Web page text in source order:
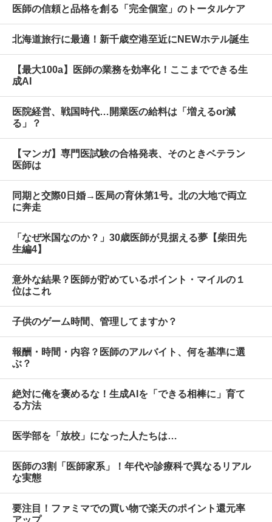
医師の信頼と品格を創る「完全個室」のトータルケア
北海道旅行に最適！新千歳空港至近にNEWホテル誕生
【最大100a】医師の業務を効率化！ここまでできる生
成AI
医院経営、戦国時代…開業医の給料は「増えるor減
る」？
【マンガ】専門医試験の合格発表、そのときベテラン
医師は
同期と交際0日婚→医局の育休第1号。北の大地で両立
に奔走
「なぜ米国なのか？」30歳医師が見据える夢【柴田先
生編4】
意外な結果？医師が貯めているポイント・マイルの１
位はこれ
子供のゲーム時間、管理してますか？
報酬・時間・内容？医師のアルバイト、何を基準に選
ぶ？
絶対に俺を褒めるな！生成AIを「できる相棒に」育て
る方法
医学部を「放校」になった人たちは…
医師の3割「医師家系」！年代や診療科で異なるリアル
な実態
要注目！ファミマでの買い物で楽天のポイント還元率
アップ